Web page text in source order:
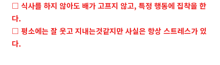
□ 식사를 하지 않아도 배가 고프지 않고, 특정 행동에 집착을 한
다.
□ 평소에는 잘 웃고 지내는것같지만 사실은 항상 스트레스가 있
다.